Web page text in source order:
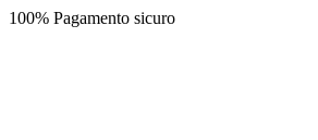
100% Pagamento sicuro